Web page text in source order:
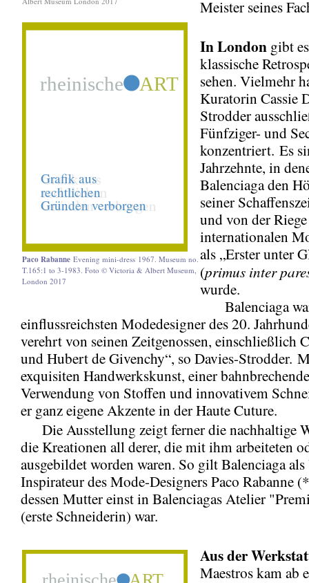
Paco Rabanne Evening mini-dress 1967. Museum no.
T.165:1 to 3-1983. Foto © Victoria & Albert Museum,
London 2017
Meister seines
In London gibt
klassische
sehen. Vielmehr
Kuratorin Cassie
Strodder
Fünfziger- und
konzentriert. Es
Jahrzehnte, in
Balenciaga den
seiner
und von der
internationalen
als „Erster unter
(primus inter
wurde.
Balenciaga
einflussreichsten Modedesigner des 20.
verehrt von seinen Zeitgenossen, einschließlich
und Hubert de Givenchy“, so Davies-Strodder.
exquisiten Handwerkskunst, einer
Verwendung von Stoffen und innovativem
er ganz eigene Akzente in der Haute Cuture.
Die Ausstellung zeigt ferner die nachhaltige
die Kreationen all derer, die mit ihm arbeiteten
ausgebildet worden waren. So gilt Balenciaga
Inspirateur des Mode-Designers Paco Rabanne
dessen Mutter einst in Balenciagas Atelier
(erste Schneiderin) war.
Aus der
Maestros kam ab